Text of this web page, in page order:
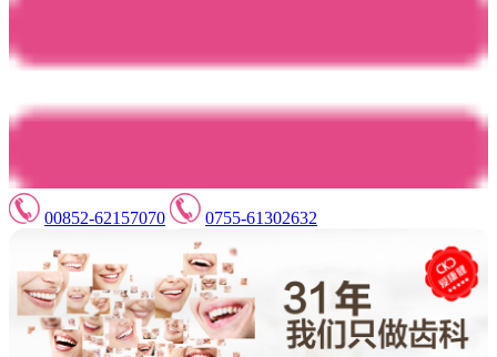
00852-62157070 0755-61302632